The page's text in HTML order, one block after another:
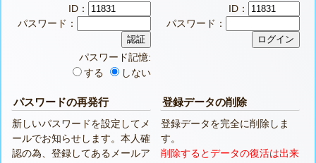
ID：
パスワード：
パスワード記憶:
する
しない
ID：
パスワード：
パスワードの再発行
新しいパスワードを設定してメ
ールでお知らせします。本人確
認の為、登録してあるメールア
登録データの削除
登録データを完全に削除しま
す。
削除するとデータの復活は出来